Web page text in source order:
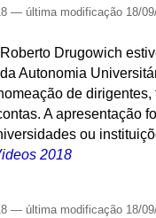
— última modificação 18/
Drugowich
Autonomia
de
A apresentação
ou
2018
— última modificação 18/